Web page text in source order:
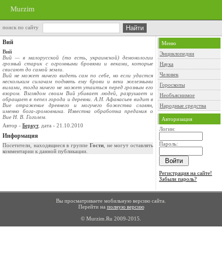
Murzim
поиск по сайту
Вий
Вий
Вий — в малорусской (то есть, украинской) демонологии
грозный старик с огромными бровями и веками, которые
свисают до самой земли.
Вий не может ничего видеть сам по себе, но если удастся
нескольким силачам поднять ему брови и веки железными
вилами, тогда ничего не может утаиться перед грозным его
взором. Взглядом своим Вий убивает людей, разрушает и
обращает в пепел города и деревни. А.Н. Афанасьев видит в
Вие отражение древнего и могучего божества славян,
именно бога-громовника. Известна обработка предания о
Вие Н. В. Гоголем.
Автор - Беркут, дата - 21.10.2010
Информация
Посетители, находящиеся в группе Гости, не могут оставлять
комментарии к данной публикации.
Меню
Энциклопедии
Наука
Человек
Гороскопы
Необъяснимое
Народные средства
Авторизация
Логин:
Пароль:
Регистрация на сайте!
Забыли пароль?
Вы просматриваете мобильную версию сайта.
Перейти на полную версию
© Murzim.Ru 2009-2015.